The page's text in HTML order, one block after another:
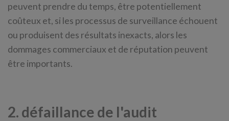
peuvent prendre du temps, être potentiellement
coûteux et, si les processus de surveillance échouent
ou produisent des résultats inexacts, alors les
dommages commerciaux et de réputation peuvent
être importants.
2. défaillance de l'audit